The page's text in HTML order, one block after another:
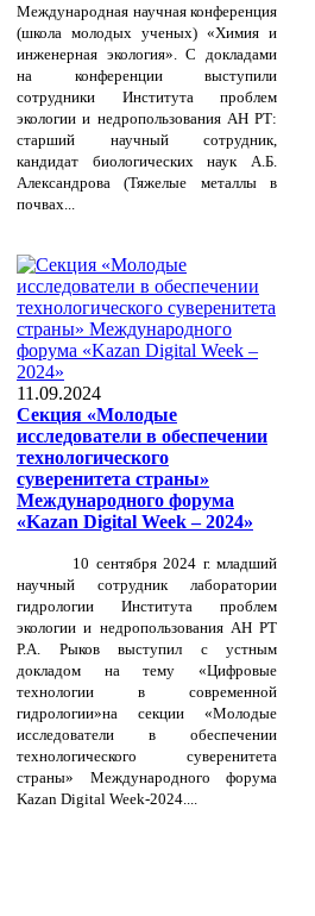
Международная научная конференция
(школа молодых ученых) «Химия и
инженерная экология». С докладами
на конференции выступили
сотрудники Института проблем
экологии и недропользования АН РТ:
старший научный сотрудник,
кандидат биологических наук А.Б.
Александрова (Тяжелые металлы в
почвах...
11.09.2024
Секция «Молодые
исследователи в обеспечении
технологического
суверенитета страны»
Международного форума
«Kazan Digital Week – 2024»
10 сентября 2024 г. младший
научный сотрудник лаборатории
гидрологии Института проблем
экологии и недропользования АН РТ
Р.А. Рыков выступил с устным
докладом на тему «Цифровые
технологии в современной
гидрологии»на секции «Молодые
исследователи в обеспечении
технологического суверенитета
страны» Международного форума
Kazan Digital Week-2024....